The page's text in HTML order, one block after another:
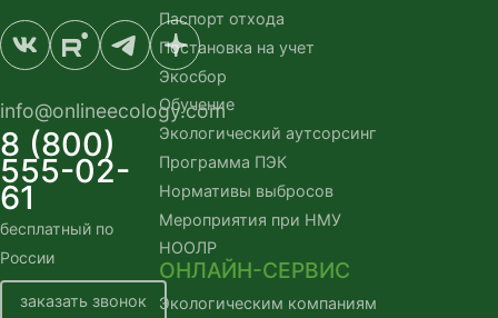
info@onlineecology.com
8 (800)
555-02-
61
бесплатный по
России
заказать звонок
Паспорт отхода
Постановка на учет
Экосбор
Обучение
Экологический аутсорсинг
Программа ПЭК
Нормативы выбросов
Мероприятия при НМУ
НООЛР
ОНЛАЙН-СЕРВИС
Экологическим компаниям